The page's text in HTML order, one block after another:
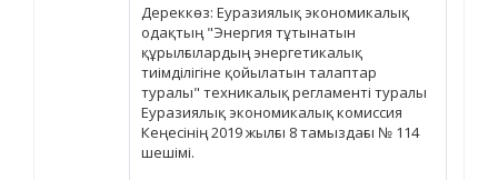
Дереккөз: Еуразиялық экономикалық
одақтың "Энергия тұтынатын
құрылғылардың энергетикалық
тиімділігіне қойылатын талаптар
туралы" техникалық регламенті туралы
Еуразиялық экономикалық комиссия
Кеңесінің 2019 жылғы 8 тамыздағы № 114
шешімі.